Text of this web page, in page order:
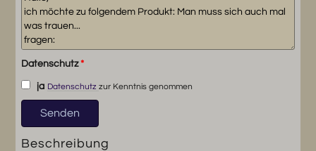
Datenschutz*
ja Datenschutz zur Kenntnis genommen
Beschreibung